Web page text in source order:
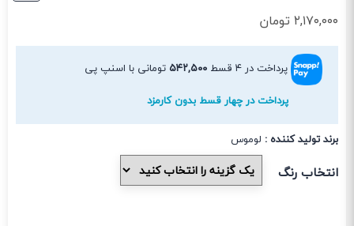
۲,۱۷۰,۰۰۰تومان
پرداخت در ۴ قسط ۵۴۲,۵۰۰تومانی با اسنپ پی
پرداخت در چهار قسط بدون کارمزد
برند تولید کننده : لوموس
انتخاب رنگ